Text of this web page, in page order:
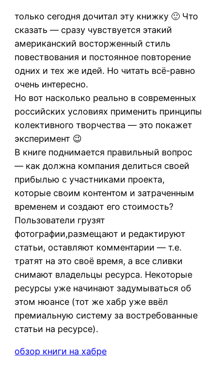
только сегодня дочитал эту книжку 🙂 Что
сказать — сразу чувствуется этакий
американский восторженный стиль
повествования и постоянное повторение
одних и тех же идей. Но читать всё-равно
очень интересно.
Но вот насколько реально в современных
российских условиях применить принципы
колективного творчества — это покажет
эксперимент 😉
В книге поднимается правильный вопрос
— как должна компания делиться своей
прибылью с участниками проекта,
которые своим контентом и затраченным
временем и создают его стоимость?
Пользователи грузят
фотографии,размещают и редактируют
статьи, оставляют комментарии — т.е.
тратят на это своё время, а все сливки
снимают владельцы ресурса. Некоторые
ресурсы уже начинают задумываться об
этом нюансе (тот же хабр уже ввёл
премиальную систему за востребованные
статьи на ресурсе).
обзор книги на хабре